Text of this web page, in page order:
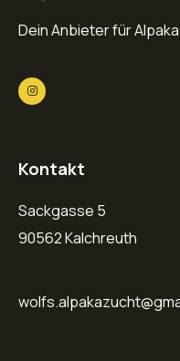
Dein Anbieter für
Kontakt
Sackgasse 5
90562 Kalchreuth